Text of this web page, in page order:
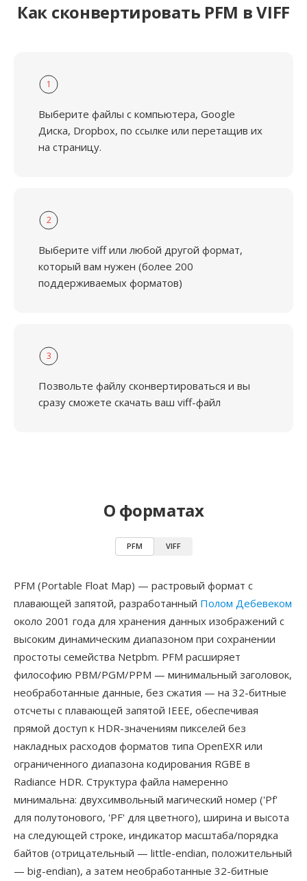
Как сконвертировать PFM в VIFF
1
Выберите файлы с компьютера, Google
Диска, Dropbox, по ссылке или перетащив их
на страницу.
2
Выберите viff или любой другой формат,
который вам нужен (более 200
поддерживаемых форматов)
3
Позвольте файлу сконвертироваться и вы
сразу сможете скачать ваш viff-файл
О форматах
PFM VIFF
PFM (Portable Float Map) — растровый формат с
плавающей запятой, разработанный Полом Дебевеком
около 2001 года для хранения данных изображений с
высоким динамическим диапазоном при сохранении
простоты семейства Netpbm. PFM расширяет
философию PBM/PGM/PPM — минимальный заголовок,
необработанные данные, без сжатия — на 32-битные
отсчеты с плавающей запятой IEEE, обеспечивая
прямой доступ к HDR-значениям пикселей без
накладных расходов форматов типа OpenEXR или
ограниченного диапазона кодирования RGBE в
Radiance HDR. Структура файла намеренно
минимальна: двухсимвольный магический номер ('Pf'
для полутонового, 'PF' для цветного), ширина и высота
на следующей строке, индикатор масштаба/порядка
байтов (отрицательный — little-endian, положительный
— big-endian), а затем необработанные 32-битные